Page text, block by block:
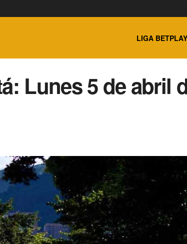
LIGA BETPLAY
Lunes 5 de abril